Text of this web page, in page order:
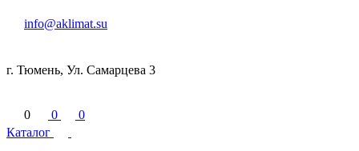
info@aklimat.su
г. Тюмень, Ул. Самарцева 3
0 0
0
Каталог